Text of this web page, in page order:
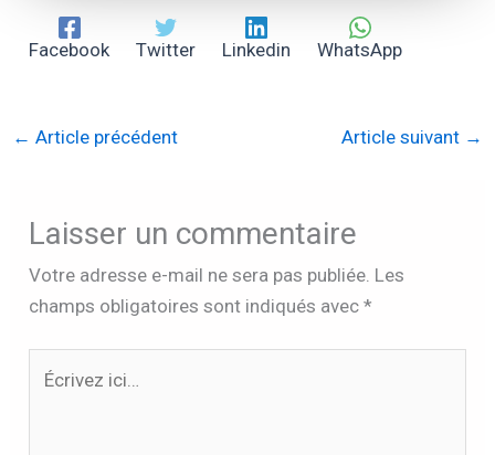
Facebook Twitter Linkedin WhatsApp
← Article précédent Article suivant →
Laisser un commentaire
Votre adresse e-mail ne sera pas publiée. Les
champs obligatoires sont indiqués avec*